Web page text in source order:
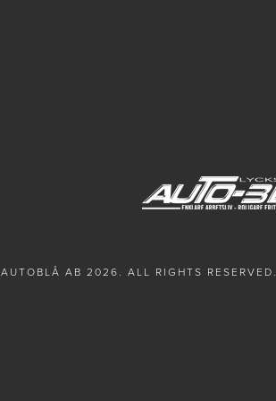
AUTOBLÅ AB 2026. ALL RIGHTS RESERVED.